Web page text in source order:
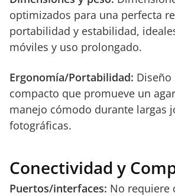
optimizados para una perfecta
portabilidad y estabilidad,
móviles y uso prolongado.
Ergonomía/Portabilidad:
compacto que promueve un
manejo cómodo durante largas
fotográficas.
Conectividad y
Puertos/interfaces: No requiere